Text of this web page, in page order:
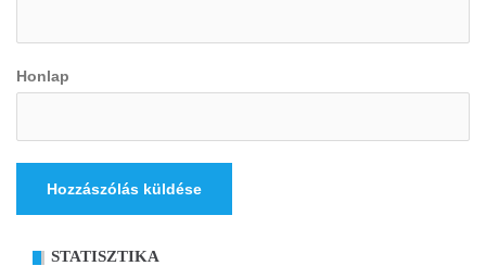
Honlap
STATISZTIKA